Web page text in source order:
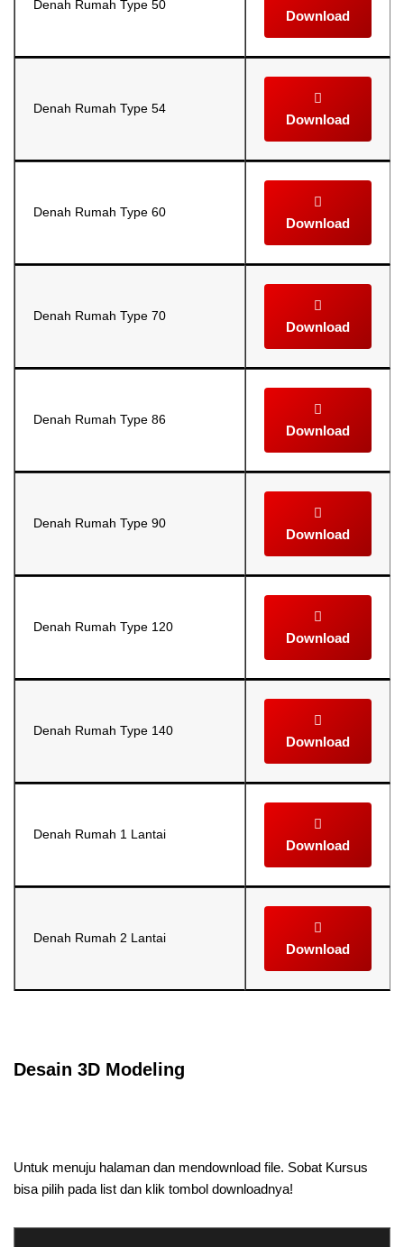
Denah Rumah Type 50
Download
Denah Rumah Type 54
Download
Denah Rumah Type 60
Download
Denah Rumah Type 70
Download
Denah Rumah Type 86
Download
Denah Rumah Type 90
Download
Denah Rumah Type 120
Download
Denah Rumah Type 140
Download
Denah Rumah 1 Lantai
Download
Denah Rumah 2 Lantai
Download
Desain 3D Modeling
Untuk menuju halaman dan mendownload file. Sobat Kursus
bisa pilih pada list dan klik tombol downloadnya!